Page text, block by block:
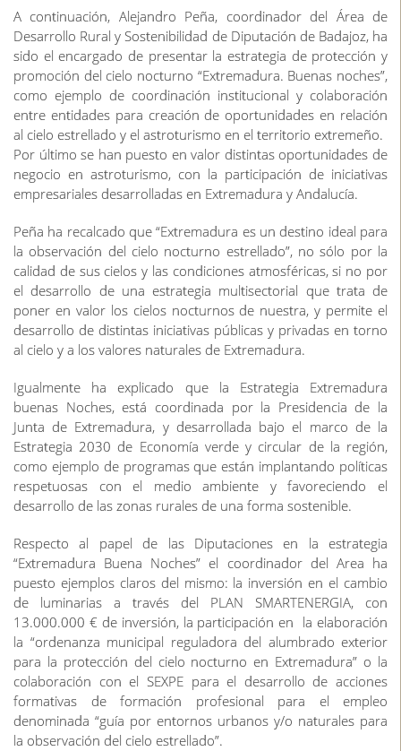
A continuación, Alejandro Peña, coordinador del Área de
Desarrollo Rural y Sostenibilidad de Diputación de Badajoz, ha
sido el encargado de presentar la estrategia de protección y
promoción del cielo nocturno “Extremadura. Buenas noches”,
como ejemplo de coordinación institucional y colaboración
entre entidades para creación de oportunidades en relación
al cielo estrellado y el astroturismo en el territorio extremeño.
Por último se han puesto en valor distintas oportunidades de
negocio en astroturismo, con la participación de iniciativas
empresariales desarrolladas en Extremadura y Andalucía.
Peña ha recalcado que “Extremadura es un destino ideal para
la observación del cielo nocturno estrellado”, no sólo por la
calidad de sus cielos y las condiciones atmosféricas, si no por
el desarrollo de una estrategia multisectorial que trata de
poner en valor los cielos nocturnos de nuestra, y permite el
desarrollo de distintas iniciativas públicas y privadas en torno
al cielo y a los valores naturales de Extremadura.
Igualmente ha explicado que la Estrategia Extremadura
buenas Noches, está coordinada por la Presidencia de la
Junta de Extremadura, y desarrollada bajo el marco de la
Estrategia 2030 de Economía verde y circular de la región,
como ejemplo de programas que están implantando políticas
respetuosas con el medio ambiente y favoreciendo el
desarrollo de las zonas rurales de una forma sostenible.
Respecto al papel de las Diputaciones en la estrategia
“Extremadura Buena Noches” el coordinador del Area ha
puesto ejemplos claros del mismo: la inversión en el cambio
de luminarias a través del PLAN SMARTENERGIA, con
13.000.000 € de inversión, la participación en la elaboración
la “ordenanza municipal reguladora del alumbrado exterior
para la protección del cielo nocturno en Extremadura” o la
colaboración con el SEXPE para el desarrollo de acciones
formativas de formación profesional para el empleo
denominada “guía por entornos urbanos y/o naturales para
la observación del cielo estrellado”.